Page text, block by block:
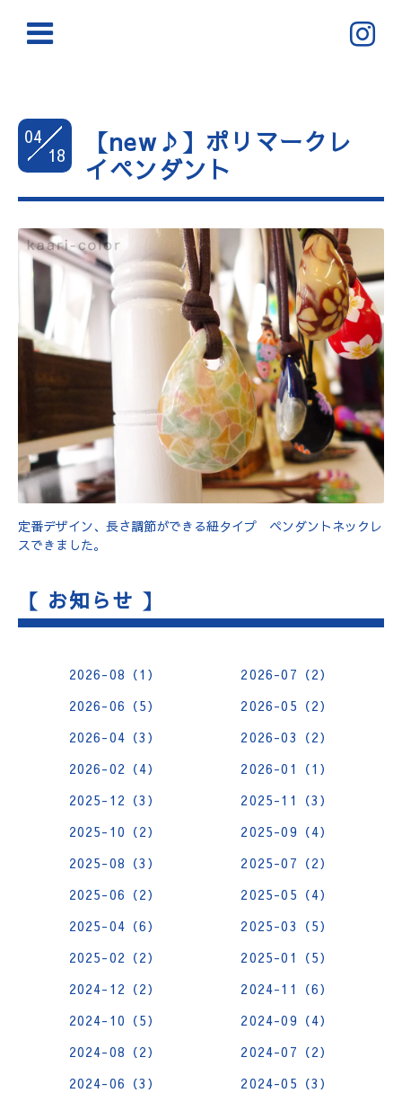
04
18
【new♪】ポリマークレ
イペンダント
定番デザイン、長さ調節ができる紐タイプ ペンダントネックレ
スできました。
【 お知らせ 】
2026-08（1）
2026-07（2）
2026-06（5）
2026-05（2）
2026-04（3）
2026-03（2）
2026-02（4）
2026-01（1）
2025-12（3）
2025-11（3）
2025-10（2）
2025-09（4）
2025-08（3）
2025-07（2）
2025-06（2）
2025-05（4）
2025-04（6）
2025-03（5）
2025-02（2）
2025-01（5）
2024-12（2）
2024-11（6）
2024-10（5）
2024-09（4）
2024-08（2）
2024-07（2）
2024-06（3）
2024-05（3）